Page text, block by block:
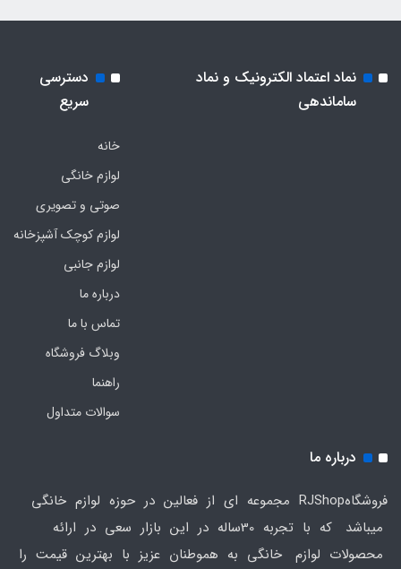
نماد اعتماد الکترونیک و نماد
ساماندهی
دسترسی
سریع
خانه
لوازم خانگی
صوتی و تصویری
لوازم کوچک آشپزخانه
لوازم جانبی
درباره ما
تماس با ما
وبلاگ فروشگاه
راهنما
سوالات متداول
درباره ما
فروشگاهRJShop مجموعه ای از فعالین در حوزه لوازم خانگی
میباشد که با تجربه 30ساله در این بازار سعی در ارائه
محصولات لوازم خانگی به هموطنان عزیز با بهترین قیمت را